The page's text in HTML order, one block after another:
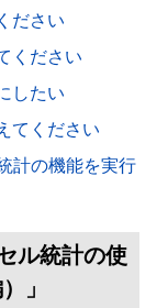
ださい
ください
したい
てください
計の機能を実行
ル統計の使
」